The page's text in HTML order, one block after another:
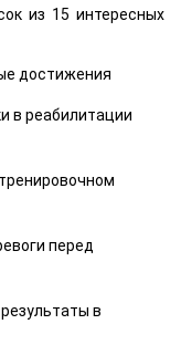
из 15 интересных
достижения
в реабилитации
перед
в